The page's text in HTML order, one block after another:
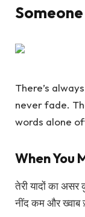
There’s
never fade.
words alone
When You
तेरी यादों का असर
नींद कम और ख्वाब